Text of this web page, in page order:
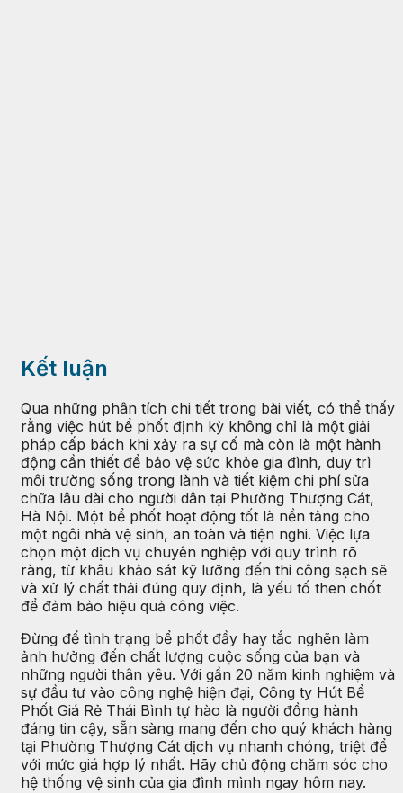
Kết luận
Qua những phân tích chi tiết trong bài viết, có thể thấy
rằng việc hút bể phốt định kỳ không chỉ là một giải
pháp cấp bách khi xảy ra sự cố mà còn là một hành
động cần thiết để bảo vệ sức khỏe gia đình, duy trì
môi trường sống trong lành và tiết kiệm chi phí sửa
chữa lâu dài cho người dân tại Phường Thượng Cát,
Hà Nội. Một bể phốt hoạt động tốt là nền tảng cho
một ngôi nhà vệ sinh, an toàn và tiện nghi. Việc lựa
chọn một dịch vụ chuyên nghiệp với quy trình rõ
ràng, từ khâu khảo sát kỹ lưỡng đến thi công sạch sẽ
và xử lý chất thải đúng quy định, là yếu tố then chốt
để đảm bảo hiệu quả công việc.
Đừng để tình trạng bể phốt đầy hay tắc nghẽn làm
ảnh hưởng đến chất lượng cuộc sống của bạn và
những người thân yêu. Với gần 20 năm kinh nghiệm và
sự đầu tư vào công nghệ hiện đại, Công ty Hút Bể
Phốt Giá Rẻ Thái Bình tự hào là người đồng hành
đáng tin cậy, sẵn sàng mang đến cho quý khách hàng
tại Phường Thượng Cát dịch vụ nhanh chóng, triệt để
với mức giá hợp lý nhất. Hãy chủ động chăm sóc cho
hệ thống vệ sinh của gia đình mình ngay hôm nay.